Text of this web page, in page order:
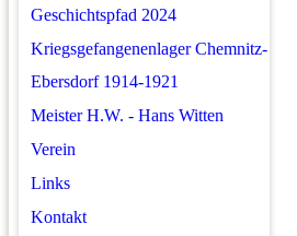
Geschichtspfad 2024
Kriegsgefangenenlager Chemnitz-
Ebersdorf 1914-1921
Meister H.W. - Hans Witten
Verein
Links
Kontakt